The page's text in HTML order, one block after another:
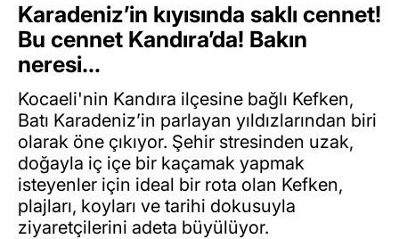
Karadeniz’in kıyısında saklı cennet!
Bu cennet Kandıra’da! Bakın
neresi…
Kocaeli'nin Kandıra ilçesine bağlı Kefken,
Batı Karadeniz’in parlayan yıldızlarından biri
olarak öne çıkıyor. Şehir stresinden uzak,
doğayla iç içe bir kaçamak yapmak
isteyenler için ideal bir rota olan Kefken,
plajları, koyları ve tarihi dokusuyla
ziyaretçilerini adeta büyülüyor.